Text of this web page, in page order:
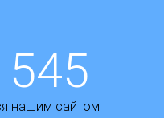
нашим сайтом